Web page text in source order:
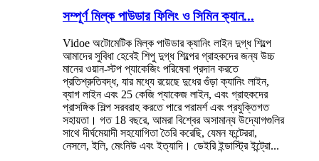
সম্পূর্ণ মিল্ক পাউডার ফিলিং ও সিমিন ক্যান...
Vidoe অটোমেটিক মিল্ক পাউডার ক্যানিং লাইন দুগ্ধ শিল্পে
আমাদের সুবিধা হেবেই শিপু দুগ্ধ শিল্পের গ্রাহকদের জন্য উচ্চ
মানের ওয়ান-স্টপ প্যাকেজিং পরিষেবা প্রদান করতে
প্রতিশ্রুতিবদ্ধ, যার মধ্যে রয়েছে দুধের গুঁড়া ক্যানিং লাইন,
ব্যাগ লাইন এবং 25 কেজি প্যাকেজ লাইন, এবং গ্রাহকদের
প্রাসঙ্গিক শিল্প সরবরাহ করতে পারে পরামর্শ এবং প্রযুক্তিগত
সহায়তা। গত 18 বছরে, আমরা বিশ্বের অসামান্য উদ্যোগগুলির
সাথে দীর্ঘমেয়াদী সহযোগিতা তৈরি করেছি, যেমন ফন্টেররা,
নেসলে, ইলি, মেংনিউ এবং ইত্যাদি। ডেইরি ইন্ডাস্ট্রি ইন্ট্রো...